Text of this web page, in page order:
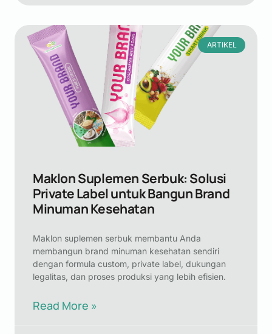
ARTIKEL
Maklon Suplemen Serbuk: Solusi
Private Label untuk Bangun Brand
Minuman Kesehatan
Maklon suplemen serbuk membantu Anda
membangun brand minuman kesehatan sendiri
dengan formula custom, private label, dukungan
legalitas, dan proses produksi yang lebih efisien.
Read More »